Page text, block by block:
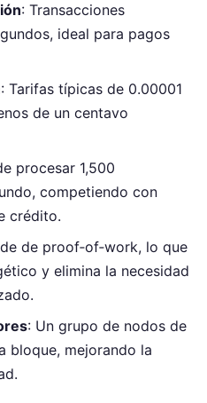
: Transacciones
ideal para pagos
: Tarifas típicas de 0.00001
de un centavo
procesar 1,500
competiendo con
crédito.
de proof‑of‑work, lo que
y elimina la necesidad
: Un grupo de nodos de
bloque, mejorando la